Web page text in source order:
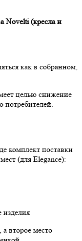
Novelti(кресла и
как в собранном,
целью снижение
потребителей.
комплект поставки
(для Elegance):
изделия
второе место